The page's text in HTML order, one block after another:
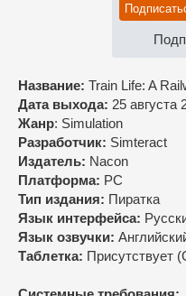
Название: Train Life: A
Дата выхода: 25 августа
Жанр: Simulation
Разработчик: Simteract
Издатель: Nacon
Платформа: PC
Тип издания: Пиратка
Язык интерфейса:
Язык озвучки:
Таблетка: Присутствует